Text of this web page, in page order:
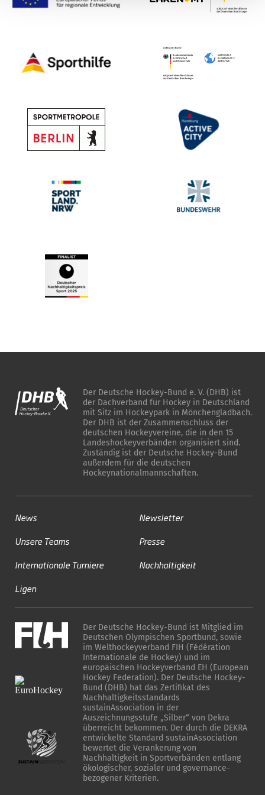
Der Deutsche Hockey-Bund e. V. (DHB) ist
der Dachverband für Hockey in Deutschland
mit Sitz im Hockeypark in Mönchengladbach.
Der DHB ist der Zusammenschluss der
deutschen Hockeyvereine, die in den 15
Landeshockeyverbänden organisiert sind.
Zuständig ist der Deutsche Hockey-Bund
außerdem für die deutschen
Hockeynationalmannschaften.
News
Unsere Teams
Internationale Turniere
Ligen
Newsletter
Presse
Nachhaltigkeit
Der Deutsche Hockey-Bund ist Mitglied im
Deutschen Olympischen Sportbund, sowie
im Welthockeyverband FIH (Fédération
Internationale de Hockey) und im
europäischen Hockeyverband EH (European
Hockey Federation). Der Deutsche Hockey-
Bund (DHB) hat das Zertifikat des
Nachhaltigkeitsstandards
sustainAssociation in der
Auszeichnungsstufe „Silber“ von Dekra
überreicht bekommen. Der durch die DEKRA
entwickelte Standard sustainAssociation
bewertet die Verankerung von
Nachhaltigkeit in Sportverbänden entlang
ökologischer, sozialer und governance-
bezogener Kriterien.